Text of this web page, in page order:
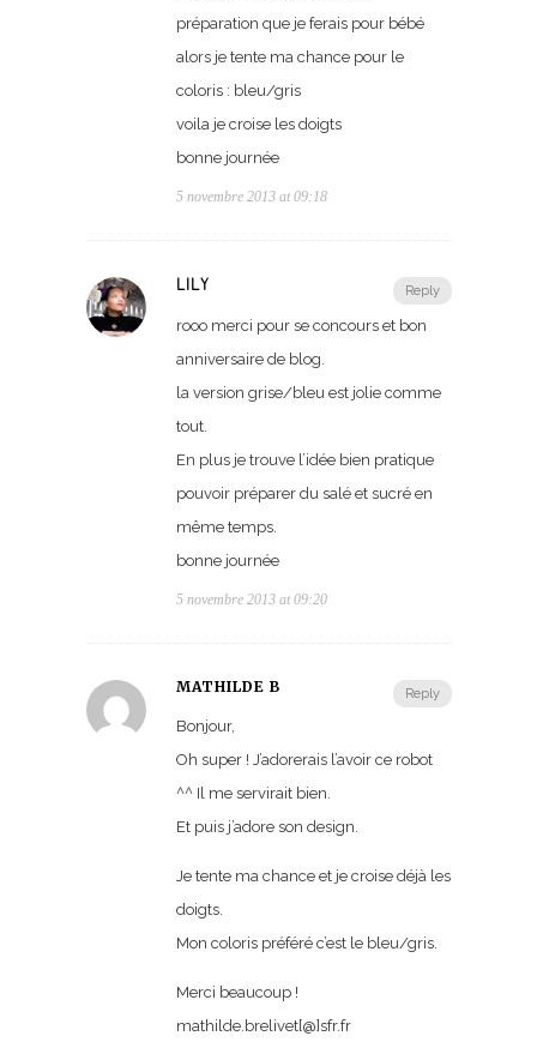
préparation que je ferais pour bébé
alors je tente ma chance pour le
coloris : bleu/gris
voila je croise les doigts
bonne journée
5 novembre 2013 at 09:18
Reply
LILY
rooo merci pour se concours et bon
anniversaire de blog.
la version grise/bleu est jolie comme
tout.
En plus je trouve l’idée bien pratique
pouvoir préparer du salé et sucré en
même temps.
bonne journée
5 novembre 2013 at 09:20
Reply
MATHILDE B
Bonjour,
Oh super ! J’adorerais l’avoir ce robot
^^ Il me servirait bien.
Et puis j’adore son design.
Je tente ma chance et je croise déjà les
doigts.
Mon coloris préféré c’est le bleu/gris.
Merci beaucoup !
mathilde.brelivet[@]sfr.fr